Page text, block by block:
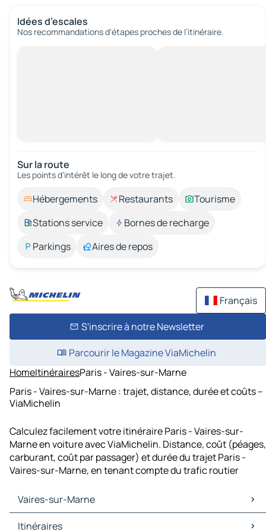
Idées d’escales
Nos recommandations d'étapes proches de l’itinéraire.
Sur la route
Les points d’intérêt le long de votre trajet.
Hébergements Restaurants
Tourisme
Stations service
Bornes de recharge
Parkings
Aires de repos
Français
S'inscrire à notre Newsletter
Parcourir le Magazine ViaMichelin
HomeItinérairesParis - Vaires-sur-Marne
Paris - Vaires-sur-Marne : trajet, distance, durée et coûts –
ViaMichelin
Calculez facilement votre itinéraire Paris - Vaires-sur-
Marne en voiture avec ViaMichelin. Distance, coût (péages,
carburant, coût par passager) et durée du trajet Paris -
Vaires-sur-Marne, en tenant compte du trafic routier
Vaires-sur-Marne
Vaires-sur-Marne Cartes et plans
Itinéraires